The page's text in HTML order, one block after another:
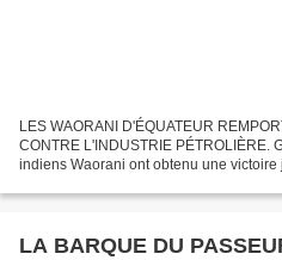
LES WAORANI D'ÉQUATEUR
CONTRE L'INDUSTRIE PÉTROLIÈRE.
indiens Waorani ont obtenu une
LA BARQUE DU